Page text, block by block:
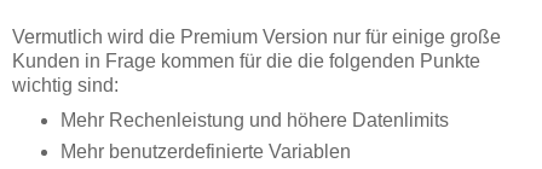
Vermutlich wird die Premium Version nur für einige große
Kunden in Frage kommen für die die folgenden Punkte
wichtig sind:
Mehr Rechenleistung und höhere Datenlimits
Mehr benutzerdefinierte Variablen